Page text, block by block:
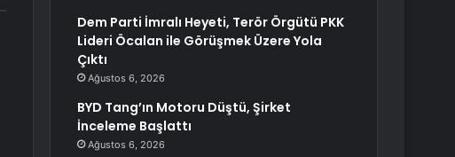
Dem Parti İmralı Heyeti, Terör Örgütü PKK
Lideri Öcalan ile Görüşmek Üzere Yola
Çıktı
Ağustos 6, 2026
BYD Tang’ın Motoru Düştü, Şirket
İnceleme Başlattı
Ağustos 6, 2026